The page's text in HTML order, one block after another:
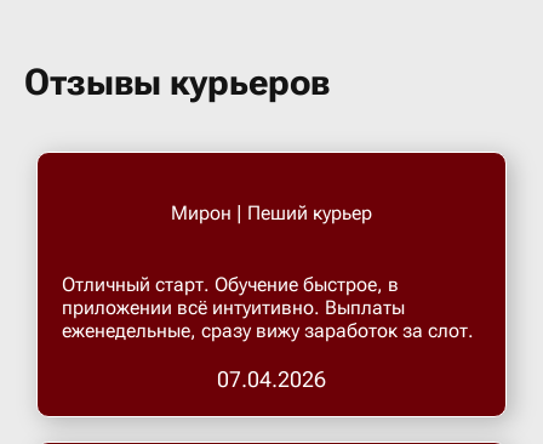
Отзывы курьеров
Мирон | Пеший курьер
Отличный старт. Обучение быстрое, в
приложении всё интуитивно. Выплаты
еженедельные, сразу вижу заработок за слот.
07.04.2026